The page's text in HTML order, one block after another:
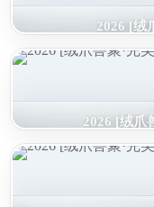
2026 [绒
2026 [绒爪